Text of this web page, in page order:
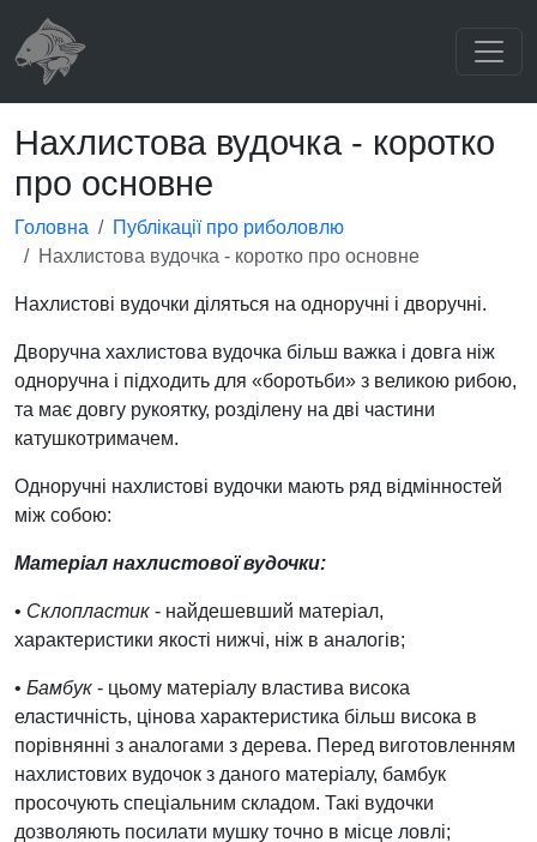
Нахлистова вудочка - коротко
про основне
Головна
Публікації про риболовлю
Нахлистова вудочка - коротко про основне
Нахлистові вудочки діляться на одноручні і дворучні.
Дворучна хахлистова вудочка більш важка і довга ніж
одноручна і підходить для «боротьби» з великою рибою,
та має довгу рукоятку, розділену на дві частини
катушкотримачем.
Одноручні нахлистові вудочки мають ряд відмінностей
між собою:
Матеріал нахлистової вудочки:
• Склопластик - найдешевший матеріал,
характеристики якості нижчі, ніж в аналогів;
• Бамбук - цьому матеріалу властива висока
еластичність, цінова характеристика більш висока в
порівнянні з аналогами з дерева. Перед виготовленням
нахлистових вудочок з даного матеріалу, бамбук
просочують спеціальним складом. Такі вудочки
дозволяють посилати мушку точно в місце ловлі;